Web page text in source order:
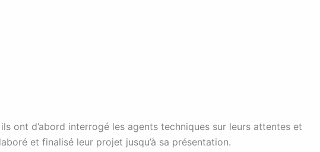
ont d’abord interrogé les agents techniques sur leurs attentes et
et finalisé leur projet jusqu’à sa présentation.